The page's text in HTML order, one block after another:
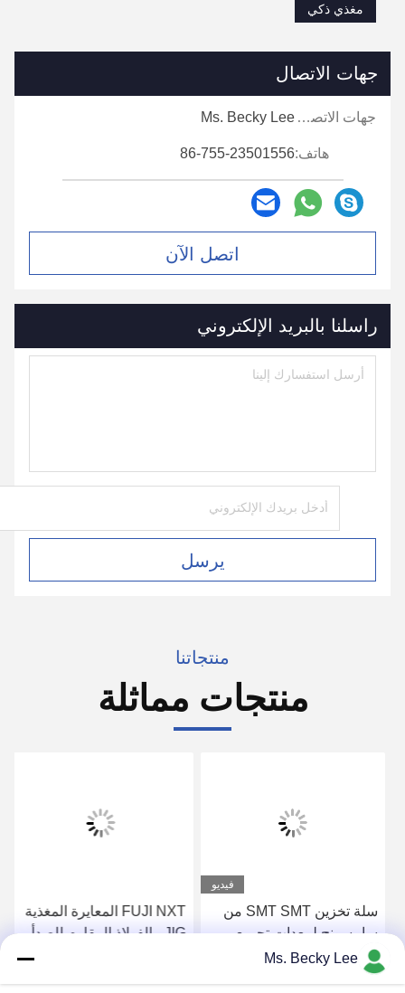
مغذي ذكي
جهات الاتصال
جهات الاتصال: Ms. Becky Lee
هاتف:86-755-23501556
اتصل الآن
راسلنا بالبريد الإلكتروني
يرسل
منتجاتنا
منتجات مماثلة
فيديو
سلة تخزين SMT SMT من
سامسونج لمعدات تجميع
SMT PCB
FUJI NXT المعايرة المغذية
JIG ، الفولاذ المقاوم للصدأ
Ms. Becky Lee